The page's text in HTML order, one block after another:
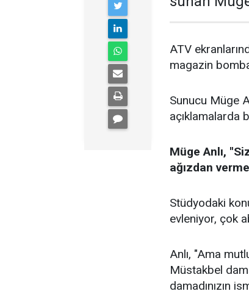
ATV
magazin
Sunucu Müge
açıklamalarda
Müge Anlı,
ağızdan
Stüdyodaki
evleniyor, çok
Anlı, "Ama
Müstakbel
damadınızın